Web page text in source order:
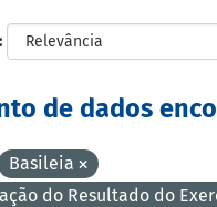
de dados
Basileia
do Resultado do